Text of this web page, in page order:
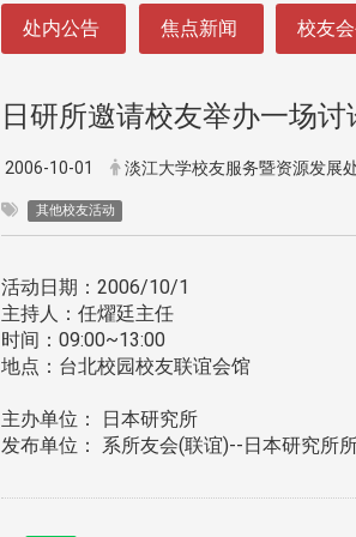
处内公告 焦点新闻 校友
日研所邀请校友举办一场
2006-10-01 淡江大学校友服务暨资源发展
其他校友活动
活动日期：2006/10/1
主持人：任燿廷主任
时间：09:00~13:00
地点：台北校园校友联谊会馆
主办单位： 日本研究所
发布单位： 系所友会(联谊)--日本研究所